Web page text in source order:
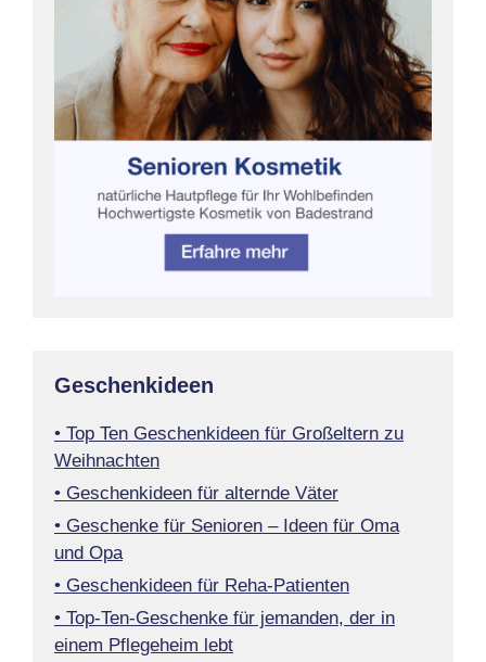
Geschenkideen
• Top Ten Geschenkideen für Großeltern zu
Weihnachten
• Geschenkideen für alternde Väter
• Geschenke für Senioren – Ideen für Oma
und Opa
• Geschenkideen für Reha-Patienten
• Top-Ten-Geschenke für jemanden, der in
einem Pflegeheim lebt